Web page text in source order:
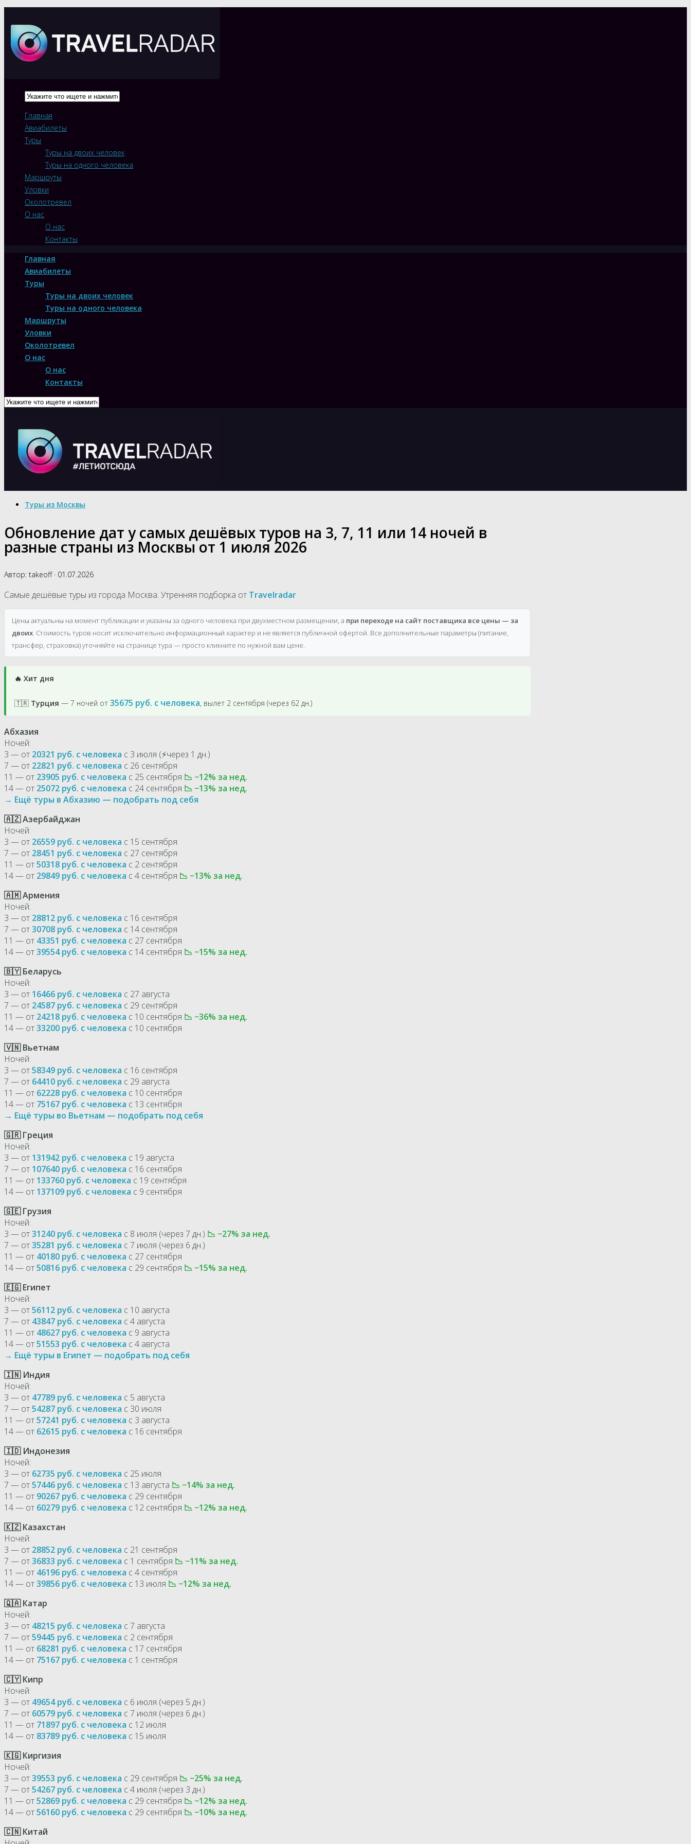
Главная
Авиабилеты
Туры
Туры на двоих человек
Туры на одного человека
Маршруты
Уловки
Околотревел
О нас
О нас
Контакты
Главная
Авиабилеты
Туры
Туры на двоих человек
Туры на одного человека
Маршруты
Уловки
Околотревел
О нас
О нас
Контакты
Туры из Москвы
Обновление дат у самых дешёвых туров на 3, 7, 11 или 14 ночей в
разные страны из Москвы от 1 июля 2026
Автор: takeoff · 01.07.2026
Самые дешёвые туры из города Москва. Утренняя подборка от Travelradar
Цены актуальны на момент публикации и указаны за одного человека при двухместном размещении, а при переходе на сайт поставщика все цены — за
двоих . Стоимость туров носит исключительно информационный характер и не является публичной офертой. Все дополнительные параметры (питание,
трансфер, страховка) уточняйте на странице тура — просто кликните по нужной вам цене.
🔥 Хит дня
🇹🇷 Турция — 7 ночей от 35675 руб. с человека, вылет 2 сентября (через 62 дн.)
Абхазия
Ночей:
3 — от 20321 руб. с человека с 3 июля (⚡через 1 дн.)
7 — от 22821 руб. с человека с 26 сентября
11 — от 23905 руб. с человека с 25 сентября 📉 −12% за нед.
14 — от 25072 руб. с человека с 24 сентября 📉 −13% за нед.
→ Ещё туры в Абхазию — подобрать под себя
🇦🇿 Азербайджан
Ночей:
3 — от 26559 руб. с человека с 15 сентября
7 — от 28451 руб. с человека с 27 сентября
11 — от50318 руб. с человека с 2 сентября
14 — от 29849 руб. с человека с 4 сентября 📉 −13% за нед.
🇦🇲 Армения
Ночей:
3 — от 28812 руб. с человека с 16 сентября
7 — от30708 руб. с человека с 14 сентября
11 — от 43351 руб. с человека с 27 сентября
14 — от39554 руб. с человека с 14 сентября 📉 −15% за нед.
🇧🇾 Беларусь
Ночей:
3 — от 16466 руб. с человека с 27 августа
7 — от 24587 руб. с человека с 29 сентября
11 — от 24218 руб. с человека с 10 сентября 📉 −36% за нед.
14 — от33200 руб. с человека с 10 сентября
🇻🇳 Вьетнам
Ночей:
3 — от58349 руб. с человека с 16 сентября
7 — от 64410 руб. с человека с 29 августа
11 — от 62228 руб. с человека с 10 сентября
14 — от 75167 руб. с человека с 13 сентября
→ Ещё туры во Вьетнам — подобрать под себя
🇬🇷 Греция
Ночей:
3 — от 131942 руб. с человека с 19 августа
7 — от 107640 руб. с человека с 16 сентября
11 — от 133760 руб. с человека с 19 сентября
14 — от 137109 руб. с человека с 9 сентября
🇬🇪 Грузия
Ночей:
3 — от31240 руб. с человека с 8 июля (через 7 дн.) 📉 −27% за нед.
7 — от35281 руб. с человека с 7 июля (через 6 дн.)
11 — от 40180 руб. с человека с 27 сентября
14 — от50816 руб. с человека с 29 сентября 📉 −15% за нед.
🇪🇬 Египет
Ночей:
3 — от56112 руб. с человека с 10 августа
7 — от 43847 руб. с человека с 4 августа
11 — от 48627 руб. с человека с 9 августа
14 — от51553 руб. с человека с 4 августа
→ Ещё туры в Египет — подобрать под себя
🇮🇳 Индия
Ночей:
3 — от 47789 руб. с человека с 5 августа
7 — от54287 руб. с человека с 30 июля
11 — от57241 руб. с человека с 3 августа
14 — от 62615 руб. с человека с 16 сентября
🇮🇩 Индонезия
Ночей:
3 — от 62735 руб. с человека с 25 июля
7 — от57446 руб. с человека с 13 августа 📉 −14% за нед.
11 — от 90267 руб. с человека с 29 сентября
14 — от 60279 руб. с человека с 12 сентября 📉 −12% за нед.
🇰🇿 Казахстан
Ночей:
3 — от 28852 руб. с человека с 21 сентября
7 — от36833 руб. с человека с 1 сентября 📉 −11% за нед.
11 — от 46196 руб. с человека с 4 сентября
14 — от39856 руб. с человека с 13 июля 📉 −12% за нед.
🇶🇦 Катар
Ночей:
3 — от 48215 руб. с человека с 7 августа
7 — от59445 руб. с человека с 2 сентября
11 — от 68281 руб. с человека с 17 сентября
14 — от 75167 руб. с человека с 1 сентября
🇨🇾 Кипр
Ночей:
3 — от 49654 руб. с человека с 6 июля (через 5 дн.)
7 — от 60579 руб. с человека с 7 июля (через 6 дн.)
11 — от 71897 руб. с человека с 12 июля
14 — от 83789 руб. с человека с 15 июля
🇰🇬 Киргизия
Ночей:
3 — от39553 руб. с человека с 29 сентября 📉 −25% за нед.
7 — от54267 руб. с человека с 4 июля (через 3 дн.)
11 — от52869 руб. с человека с 29 сентября 📉 −12% за нед.
14 — от56160 руб. с человека с 29 сентября 📉 −10% за нед.
🇨🇳 Китай